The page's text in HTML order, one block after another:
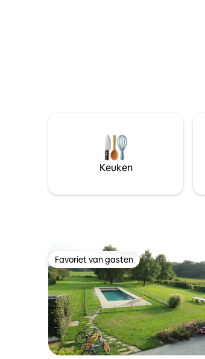
Keuken
Favoriet van gasten
Favoriet van gasten